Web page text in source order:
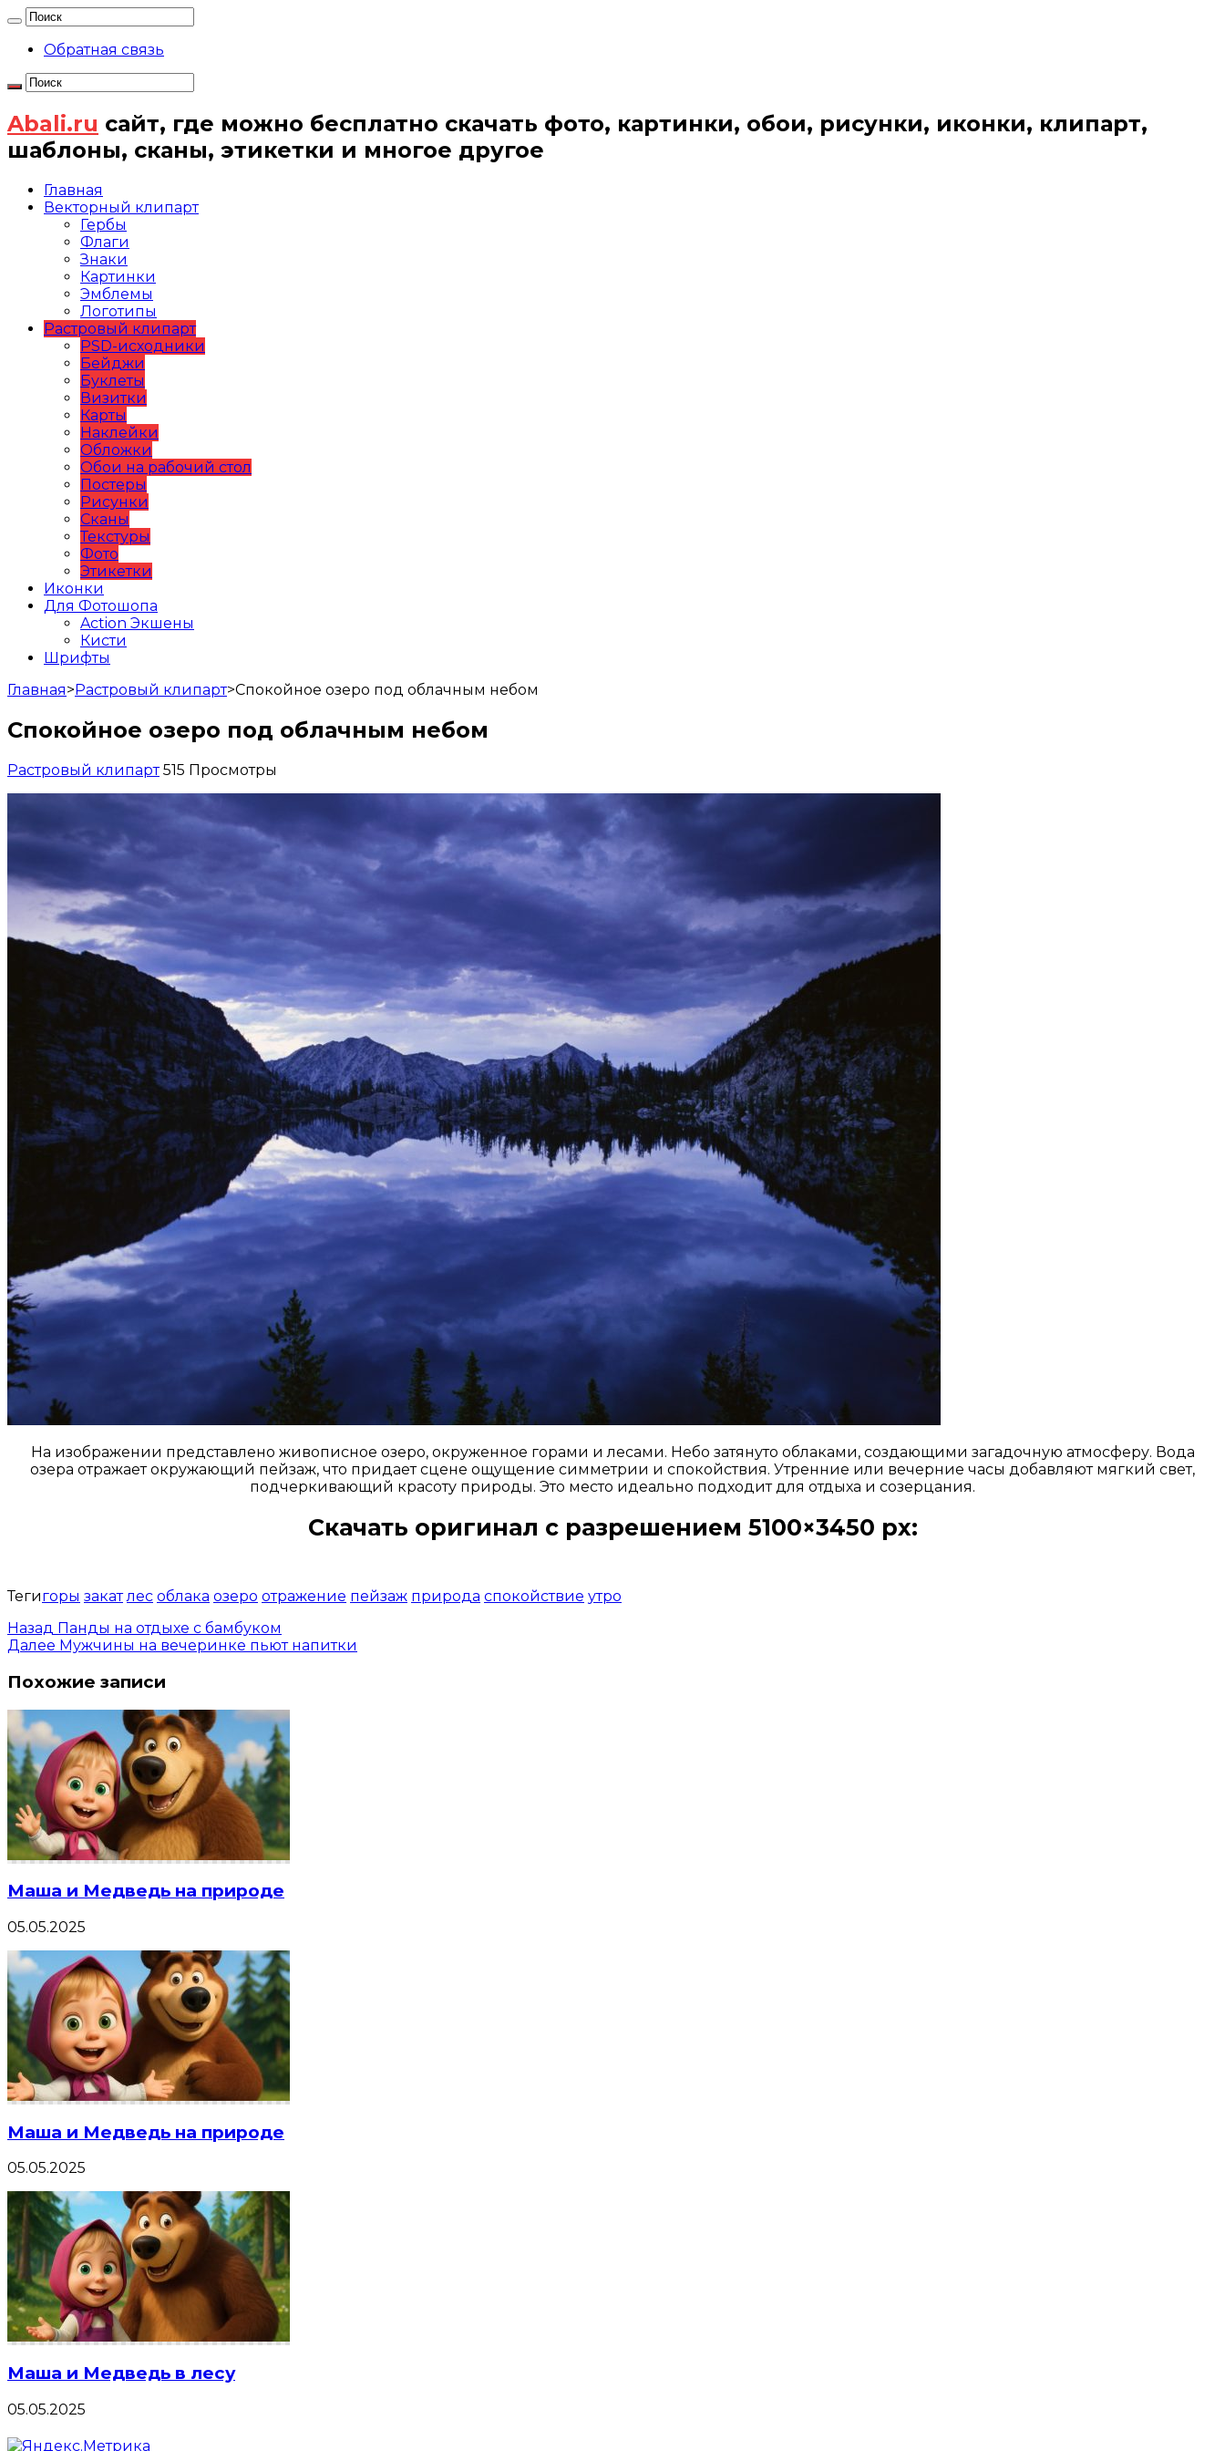
Обратная связь
Abali.ru сайт, где можно бесплатно скачать фото, картинки, обои, рисунки, иконки, клипарт,
шаблоны, сканы, этикетки и многое другое
Главная
Векторный клипарт
Гербы
Флаги
Знаки
Картинки
Эмблемы
Логотипы
Растровый клипарт
PSD-исходники
Бейджи
Буклеты
Визитки
Карты
Наклейки
Обложки
Обои на рабочий стол
Постеры
Рисунки
Сканы
Текстуры
Фото
Этикетки
Иконки
Для Фотошопа
Action Экшены
Кисти
Шрифты
Главная>Растровый клипарт>Спокойное озеро под облачным небом
Спокойное озеро под облачным небом
Растровый клипарт 515 Просмотры
На изображении представлено живописное озеро, окруженное горами и лесами. Небо затянуто облаками, создающими загадочную атмосферу. Вода
озера отражает окружающий пейзаж, что придает сцене ощущение симметрии и спокойствия. Утренние или вечерние часы добавляют мягкий свет,
подчеркивающий красоту природы. Это место идеально подходит для отдыха и созерцания.
Скачать оригинал с разрешением 5100×3450 px:
Тегигоры закат лес облака озеро отражение пейзаж природа спокойствие утро
Назад Панды на отдыхе с бамбуком
Далее Мужчины на вечеринке пьют напитки
Похожие записи
Маша и Медведь на природе
05.05.2025
Маша и Медведь на природе
05.05.2025
Маша и Медведь в лесу
05.05.2025